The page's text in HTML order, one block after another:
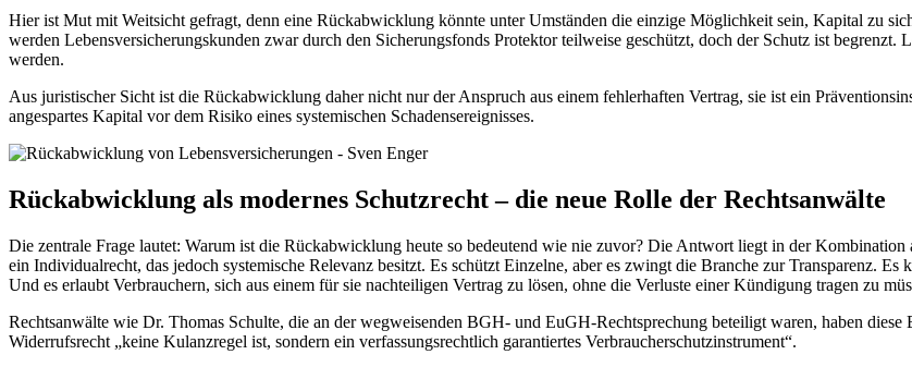
Hier ist Mut mit Weitsicht gefragt, denn eine Rückabwicklung könnte unter Umständen die einzige Möglichkeit sein, Kapital zu
werden Lebensversicherungskunden zwar durch den Sicherungsfonds Protektor teilweise geschützt, doch der Schutz ist
werden.
Aus juristischer Sicht ist die Rückabwicklung daher nicht nur der Anspruch aus einem fehlerhaften Vertrag, sie ist ein
angespartes Kapital vor dem Risiko eines systemischen Schadensereignisses.
Rückabwicklung als modernes Schutzrecht – die neue Rolle der Rechtsanwälte
Die zentrale Frage lautet: Warum ist die Rückabwicklung heute so bedeutend wie nie zuvor? Die Antwort liegt in der
ein Individualrecht, das jedoch systemische Relevanz besitzt. Es schützt Einzelne, aber es zwingt die Branche zur Transparenz.
Und es erlaubt Verbrauchern, sich aus einem für sie nachteiligen Vertrag zu lösen, ohne die Verluste einer Kündigung tragen zu
Rechtsanwälte wie Dr. Thomas Schulte, die an der wegweisenden BGH- und EuGH-Rechtsprechung beteiligt waren, haben
Widerrufsrecht „keine Kulanzregel ist, sondern ein verfassungsrechtlich garantiertes Verbraucherschutzinstrument“.